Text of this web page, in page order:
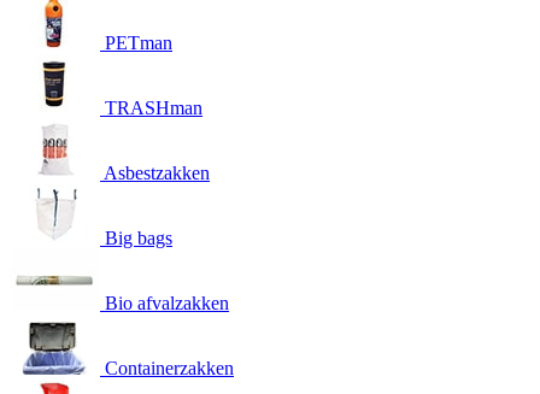
PETman
TRASHman
Asbestzakken
Big bags
Bio afvalzakken
Containerzakken